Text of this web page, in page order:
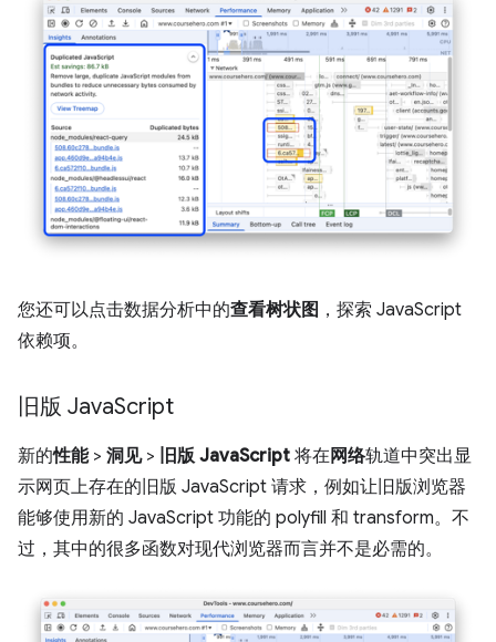
您还可以点击数据分析中的查看树状图 ，探索 JavaScript
依赖项。
旧版 JavaScript
新的性能> 洞见> 旧版 JavaScript 将在 网络轨道中突出显
示网页上存在的旧版 JavaScript 请求，例如让旧版浏览器
能够使用新的 JavaScript 功能的 polyfill 和 transform。不
过，其中的很多函数对现代浏览器而言并不是必需的。